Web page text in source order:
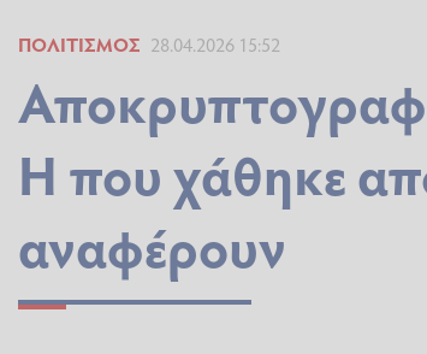
ΠΟΛΙΤΙΣΜΌΣ 28.04.2026 15:52
H που χάθηκε
αναφέρουν